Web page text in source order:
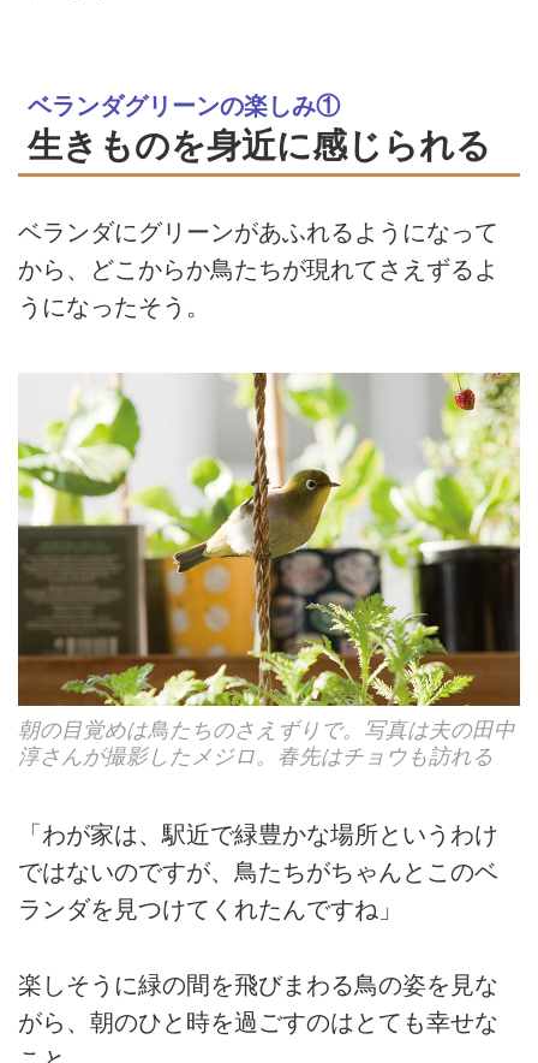
ベランダグリーンの楽しみ①
生きものを身近に感じられる
ベランダにグリーンがあふれるようになって
から、どこからか鳥たちが現れてさえずるよ
うになったそう。
朝の目覚めは鳥たちのさえずりで。写真は夫の田中
淳さんが撮影したメジロ。春先はチョウも訪れる
「わが家は、駅近で緑豊かな場所というわけ
ではないのですが、鳥たちがちゃんとこのベ
ランダを見つけてくれたんですね」
楽しそうに緑の間を飛びまわる鳥の姿を見な
がら、朝のひと時を過ごすのはとても幸せな